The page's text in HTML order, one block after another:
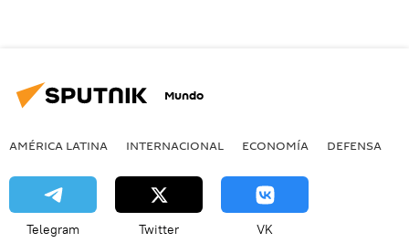
Mundo
AMÉRICA LATINA INTERNACIONAL ECONOMÍA DEFENSA
Telegram Twitter VK